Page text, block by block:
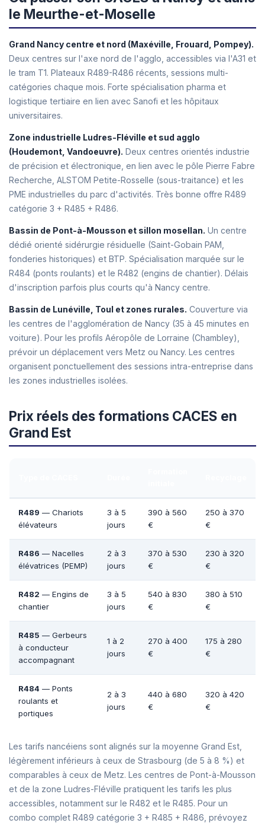
le Meurthe-et-Moselle
Grand Nancy centre et nord (Maxéville, Frouard, Pompey).
Deux centres sur l'axe nord de l'agglo, accessibles via l'A31 et
le tram T1. Plateaux R489-R486 récents, sessions multi-
catégories chaque mois. Forte spécialisation pharma et
logistique tertiaire en lien avec Sanofi et les hôpitaux
universitaires.
Zone industrielle Ludres-Fléville et sud agglo
(Houdemont, Vandoeuvre). Deux centres orientés industrie
de précision et électronique, en lien avec le pôle Pierre Fabre
Recherche, ALSTOM Petite-Rosselle (sous-traitance) et les
PME industrielles du parc d'activités. Très bonne offre R489
catégorie 3 + R485 + R486.
Bassin de Pont-à-Mousson et sillon mosellan. Un centre
dédié orienté sidérurgie résiduelle (Saint-Gobain PAM,
fonderies historiques) et BTP. Spécialisation marquée sur le
R484 (ponts roulants) et le R482 (engins de chantier). Délais
d'inscription parfois plus courts qu'à Nancy centre.
Bassin de Lunéville, Toul et zones rurales. Couverture via
les centres de l'agglomération de Nancy (35 à 45 minutes en
voiture). Pour les profils Aéropôle de Lorraine (Chambley),
prévoir un déplacement vers Metz ou Nancy. Les centres
organisent ponctuellement des sessions intra-entreprise dans
les zones industrielles isolées.
Prix réels des formations CACES en
Grand Est
R489 — Chariots
élévateurs
3 à 5
jours
390 à 560
€
250 à 370
€
R486 — Nacelles
élévatrices (PEMP)
2 à 3
jours
370 à 530
€
230 à 320
€
R482 — Engins de
chantier
3 à 5
jours
540 à 830
€
380 à 510
€
R485 — Gerbeurs
à conducteur
accompagnant
1 à 2
jours
270 à 400
€
175 à 280
€
R484 — Ponts
roulants et
portiques
2 à 3
jours
440 à 680
€
320 à 420
€
Les tarifs nancéiens sont alignés sur la moyenne Grand Est,
légèrement inférieurs à ceux de Strasbourg (de 5 à 8 %) et
comparables à ceux de Metz. Les centres de Pont-à-Mousson
et de la zone Ludres-Fléville pratiquent les tarifs les plus
accessibles, notamment sur le R482 et le R485. Pour un
combo complet R489 catégorie 3 + R485 + R486, prévoyez